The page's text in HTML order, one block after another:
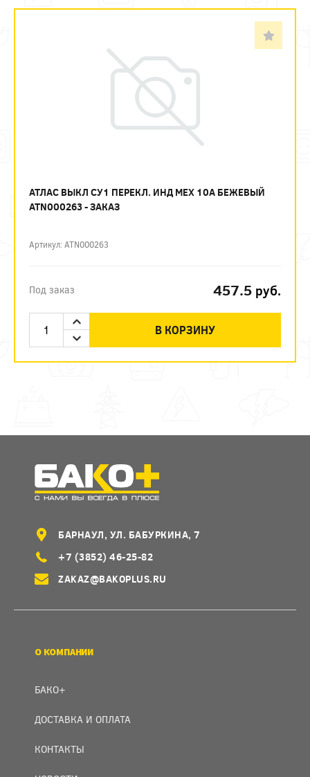
АТЛАС ВЫКЛ СУ1 ПЕРЕКЛ. ИНД МЕХ 10А БЕЖЕВЫЙ
ATN000263 - ЗАКАЗ
Артикул: ATN000263
Под заказ 457.5 руб.
В КОРЗИНУ
БАРНАУЛ, УЛ. БАБУРКИНА, 7
+7 (3852) 46-25-82
ZAKAZ@BAKOPLUS.RU
О КОМПАНИИ
БАКО+
ДОСТАВКА И ОПЛАТА
КОНТАКТЫ